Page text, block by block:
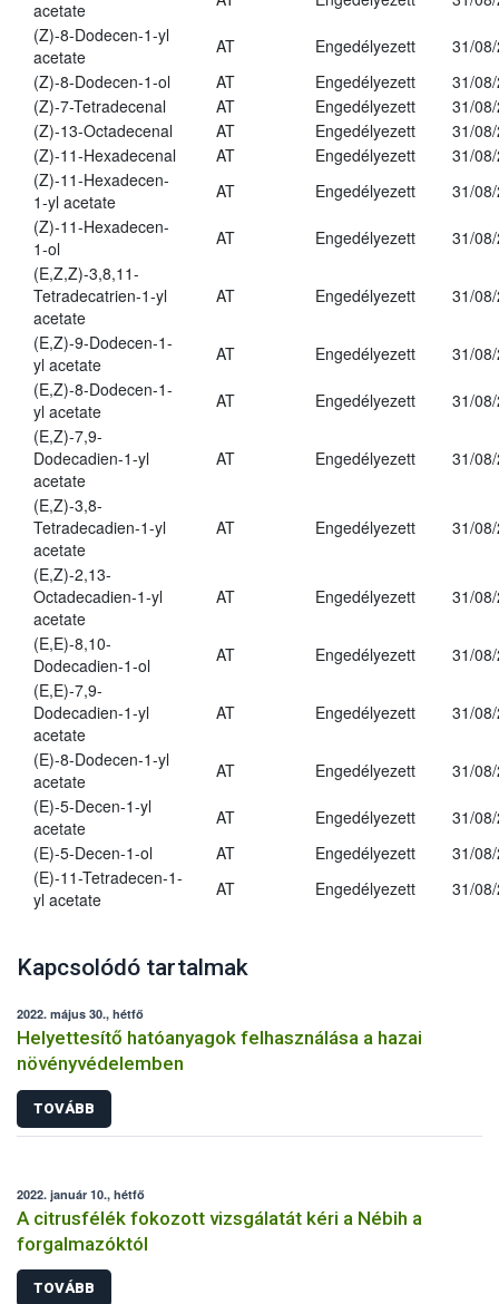
acetate
(Z)-8-Dodecen-1-yl
acetate
AT Engedélyezett
31/
(Z)-8-Dodecen-1-ol
AT Engedélyezett
31/
(Z)-7-Tetradecenal
AT Engedélyezett
31/
(Z)-13-Octadecenal
AT Engedélyezett
31/
(Z)-11-Hexadecenal
AT Engedélyezett
31/
(Z)-11-Hexadecen-
1-yl acetate
AT Engedélyezett
31/
(Z)-11-Hexadecen-
1-ol
AT Engedélyezett
31/
(E,Z,Z)-3,8,11-
Tetradecatrien-1-yl
acetate
AT Engedélyezett 31/
(E,Z)-9-Dodecen-1-
yl acetate
AT Engedélyezett
31/
(E,Z)-8-Dodecen-1-
yl acetate
AT Engedélyezett
31/
(E,Z)-7,9-
Dodecadien-1-yl
acetate
AT Engedélyezett 31/
(E,Z)-3,8-
Tetradecadien-1-yl
acetate
AT Engedélyezett 31/
(E,Z)-2,13-
Octadecadien-1-yl
acetate
AT Engedélyezett 31/
(E,E)-8,10-
Dodecadien-1-ol
AT Engedélyezett
31/
(E,E)-7,9-
Dodecadien-1-yl
acetate
AT Engedélyezett 31/
(E)-8-Dodecen-1-yl
acetate
AT Engedélyezett
31/
(E)-5-Decen-1-yl
acetate
AT Engedélyezett
31/
(E)-5-Decen-1-ol
AT Engedélyezett
31/
(E)-11-Tetradecen-1-
yl acetate
AT Engedélyezett 31/
Kapcsolódó tartalmak
2022. május 30., hétfő
Helyettesítő hatóanyagok felhasználása a hazai
növényvédelemben
TOVÁBB
2022. január 10., hétfő
A citrusfélék fokozott vizsgálatát kéri a Nébih a
forgalmazóktól
TOVÁBB